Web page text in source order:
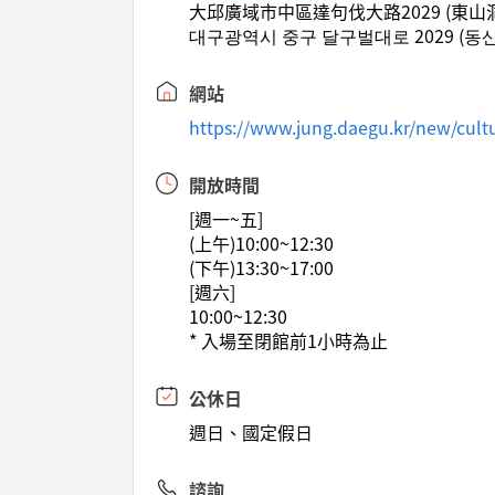
大邱廣域市中區達句伐大路2029 (東山
대구광역시 중구 달구벌대로 2029 (동
網站
https://www.jung.daegu.kr/new/
開放時間
[週一~五]
(上午)10:00~12:30
(下午)13:30~17:00
[週六]
10:00~12:30
* 入場至閉館前1小時為止
公休日
週日、國定假日
諮詢